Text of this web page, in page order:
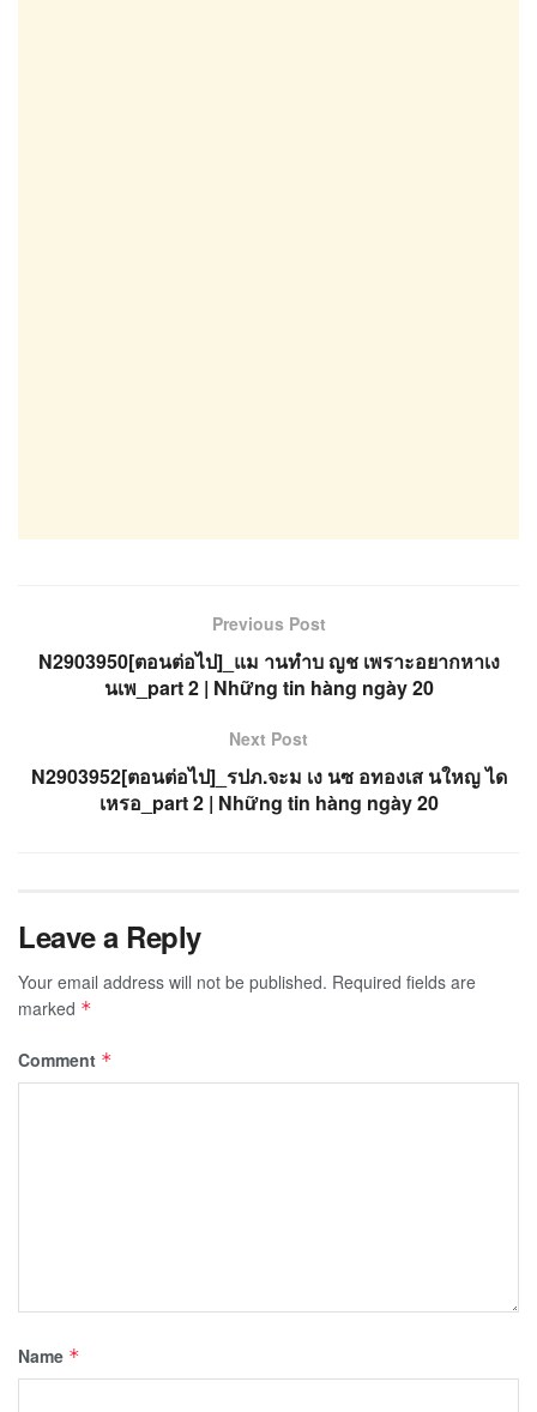
Previous Post
N2903950[ตอนต่อไป]_แม านทำบ ญช เพราะอยากหาเง
นเพ_part 2 | Những tin hàng ngày 20
Next Post
N2903952[ตอนต่อไป]_รปภ.จะม เง นซ อทองเส นใหญ ได
เหรอ_part 2 | Những tin hàng ngày 20
Leave a Reply
Your email address will not be published. Required fields are
marked *
Comment *
Name *